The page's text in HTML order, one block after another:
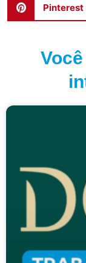
Pinterest